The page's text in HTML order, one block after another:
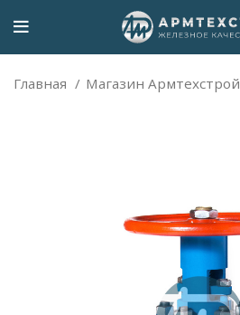
Главная Магазин Армтехстрой